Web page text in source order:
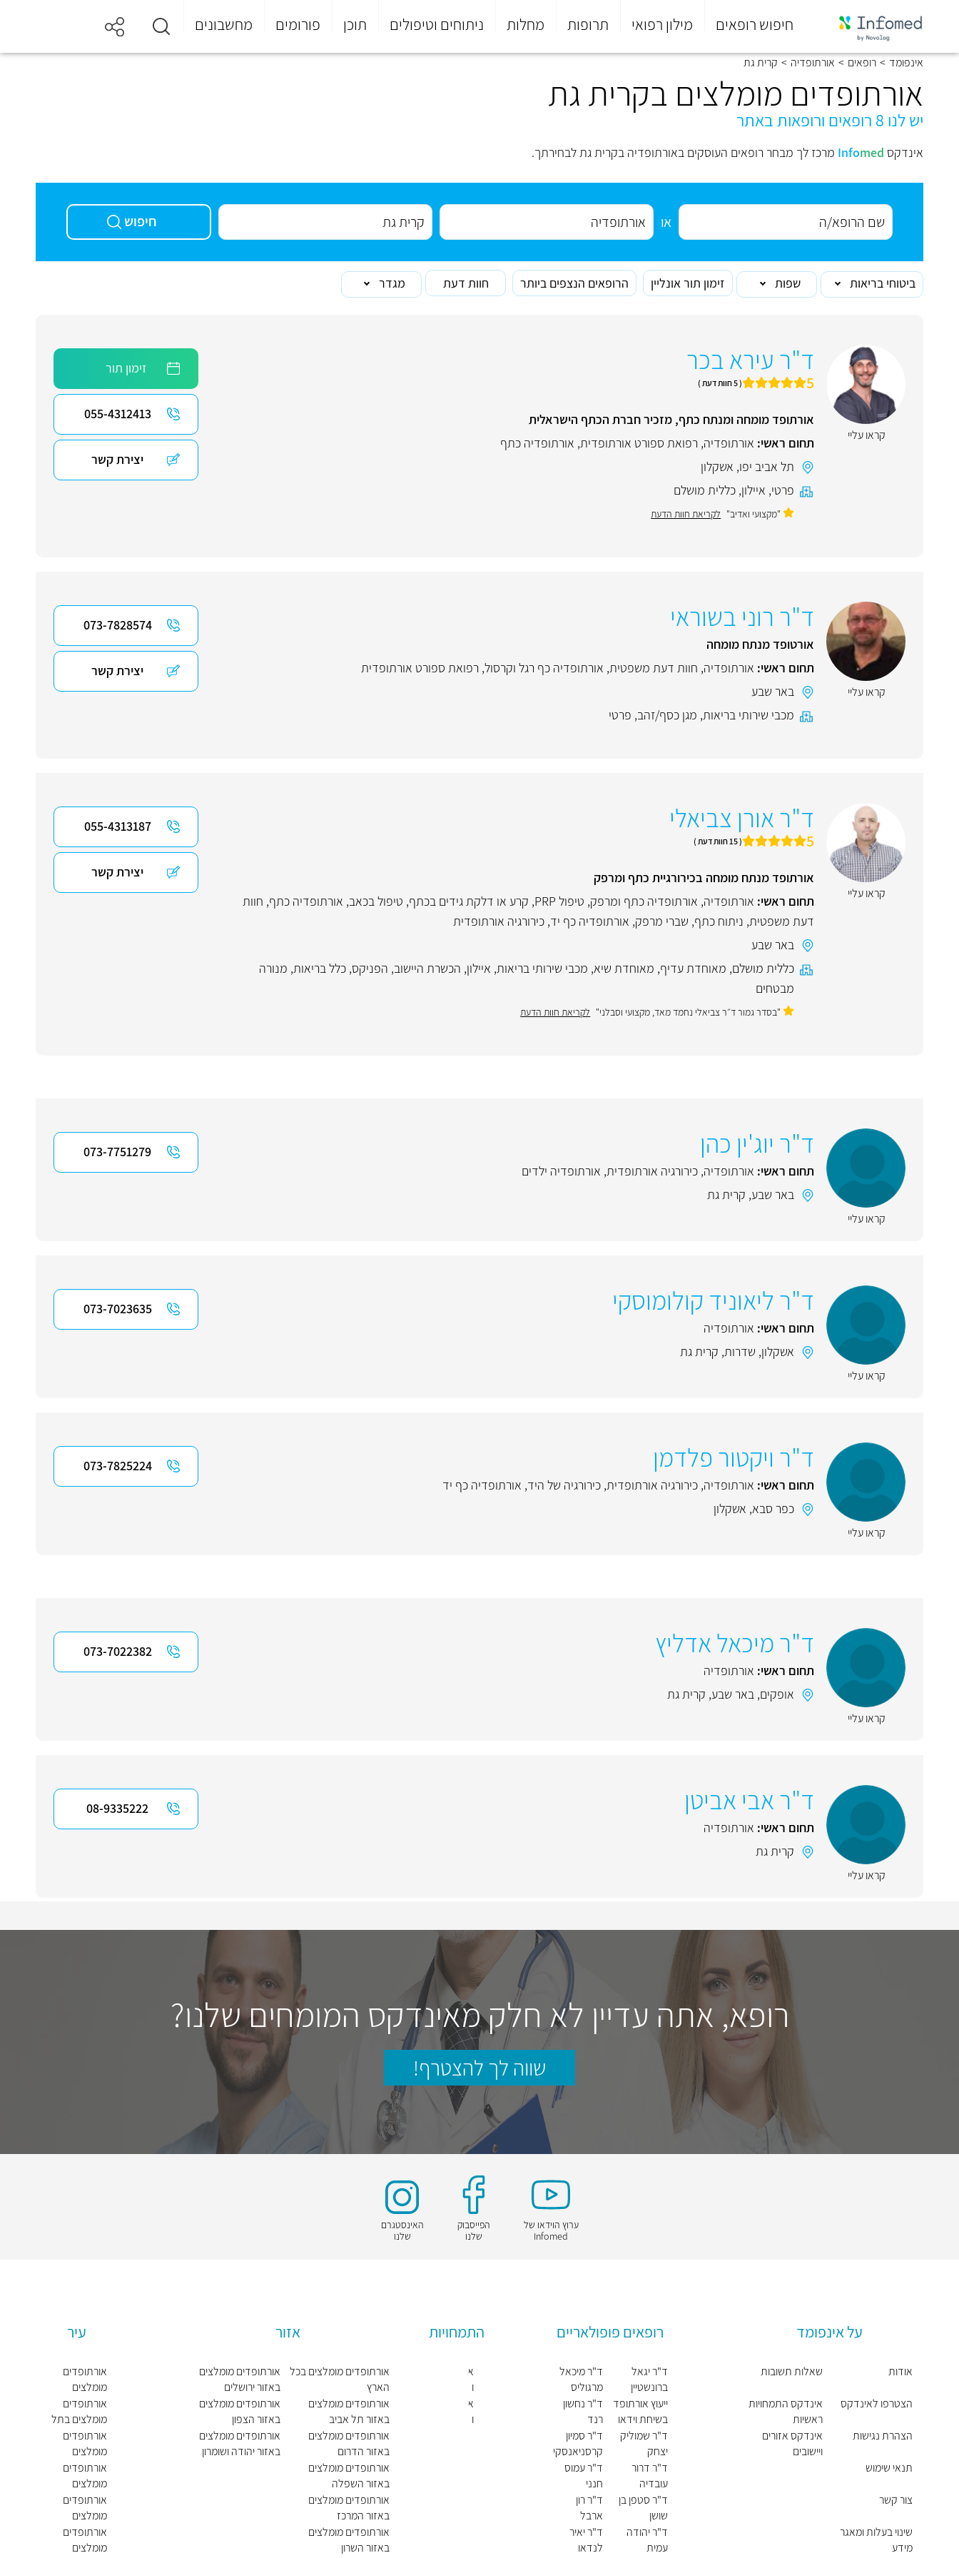
חיפוש רופאים מילון רפואי תרופות מחלות ניתוחים וטיפולים תוכן פורומים מחשבונים
סוף
התפריט
אינפומד > רופאים > אורתופדיה > קרית גת
אורתופדים מומלצים בקרית גת
יש לנו 8 רופאים ורופאות באתר
אינדקס Infomed מרכז לך מבחר רופאים העוסקים באורתופדיה בקרית גת לבחירתך.
או חיפוש
ביטוחי בריאות שפות זימון תור אונליין הרופאים הנצפים ביותר חוות דעת מגדר
קראו עליי
ד"ר עירא בכר
5 ( 5 חוות דעת )
אורתופד מומחה ומנתח כתף, מזכיר חברת הכתף הישראלית
תחום ראשי: אורתופדיה, רפואת ספורט אורתופדית, אורתופדיה כתף
תל אביב יפו, אשקלון
פרטי, איילון, כללית מושלם
"מקצועי ואדיב" לקריאת חוות הדעת
זימון תור
055-4312413
יצירת קשר
קראו עליי
ד"ר רוני בשוראי
אורטופד מנתח מומחה
תחום ראשי: אורתופדיה, חוות דעת משפטית, אורתופדיה כף רגל וקרסול, רפואת ספורט אורתופדית
באר שבע
מכבי שירותי בריאות, מגן כסף/זהב, פרטי
073-7828574
יצירת קשר
קראו עליי
ד"ר אורן צביאלי
5 ( 15 חוות דעת )
אורתופד מנתח מומחה בכירורגיית כתף ומרפק
תחום ראשי: אורתופדיה, אורתופדיה כתף ומרפק, טיפול PRP , קרע או דלקת גידים בכתף, טיפול בכאב, אורתופדיה כתף, חוות
דעת משפטית, ניתוח כתף, שברי מרפק, אורתופדיה כף יד, כירורגיה אורתופדית
באר שבע
כללית מושלם, מאוחדת עדיף, מאוחדת שיא, מכבי שירותי בריאות, איילון, הכשרת היישוב, הפניקס, כלל בריאות, מנורה
מבטחים
"בסדר גמור ד״ר צביאלי נחמד מאד, מקצועי וסבלני" לקריאת חוות הדעת
055-4313187
יצירת קשר
קראו עליי
ד"ר יוג'ין כהן
תחום ראשי: אורתופדיה, כירורגיה אורתופדית, אורתופדיה ילדים
באר שבע, קרית גת
073-7751279
קראו עליי
ד"ר ליאוניד קולומוסקי
תחום ראשי: אורתופדיה
אשקלון, שדרות, קרית גת
073-7023635
קראו עליי
ד"ר ויקטור פלדמן
תחום ראשי: אורתופדיה, כירורגיה אורתופדית, כירורגיה של היד, אורתופדיה כף יד
כפר סבא, אשקלון
073-7825224
קראו עליי
ד"ר מיכאל אדליץ
תחום ראשי: אורתופדיה
אופקים, באר שבע, קרית גת
073-7022382
קראו עליי
ד"ר אבי אביטן
תחום ראשי: אורתופדיה
קרית גת
08-9335222
רופא, אתה עדיין לא חלק מאינדקס המומחים שלנו?
שווה לך להצטרף!
ערוץ הוידאו של
Infomed
הפייסבוק
שלנו
האינסטגרם
שלנו
על אינפומד
אודות
הצטרפו לאינדקס
הצהרת נגישות
תנאי שימוש
צור קשר
שינוי בעלות ומאגר
מידע
שאלות תשובות
אינדקס התמחויות
ראשיות
אינדקס אזורים
ויישובים
רופאים פופולאריים
ד"ר יגאל
ברונשטיין
ייעוץ אורתופד
בשיחת וידאו
ד"ר שמוליק
יצחק
ד"ר דרור
עובדיה
ד"ר סטפן בן
שושן
ד"ר יהודה
עמית
ד"ר מיכאל
מרגוליס
ד"ר נחשון
רנד
ד"ר סמיון
קרסניאנסקי
ד"ר עמוס
חנני
ד"ר רון
ארבל
ד"ר יאיר
לנדאו
התמחויות
א
ו
ר
ת
א
ו
אזור
אורתופדים מומלצים בכל
הארץ
אורתופדים מומלצים
באזור תל אביב
אורתופדים מומלצים
באזור הדרום
אורתופדים מומלצים
באזור השפלה
אורתופדים מומלצים
באזור המרכז
אורתופדים מומלצים
באזור השרון
אורתופדים מומלצים
באזור ירושלים
אורתופדים מומלצים
באזור הצפון
אורתופדים מומלצים
באזור יהודה ושומרון
עיר
אורתופדים
מומלצים
בירושלים
אורתופדים
מומלצים בתל
אביב יפו
אורתופדים
מומלצים
בחיפה
אורתופדים
מומלצים
בראשון לציון
אורתופדים
מומלצים
בפתח תקווה
אורתופדים
מומלצים